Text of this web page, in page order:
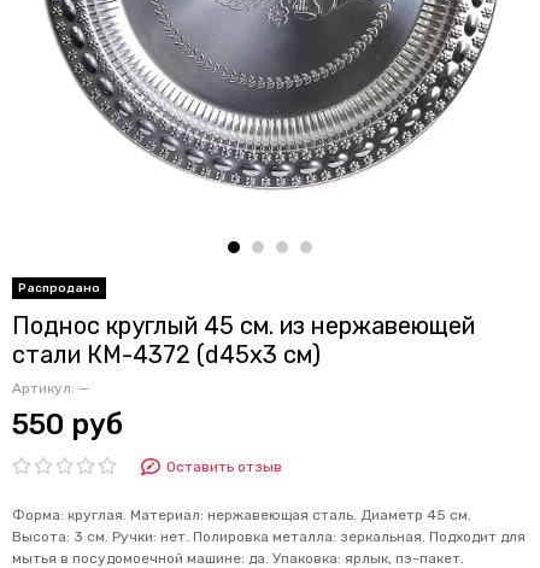
Поднос круглый 45 см. из нержавеющей
стали КМ-4372 (d45х3 см)
Артикул: —
550 руб
Оставить отзыв
Форма: круглая. Материал: нержавеющая сталь. Диаметр 45 см.
Высота: 3 см. Ручки: нет. Полировка металла: зеркальная. Подходит для
мытья в посудомоечной машине: да. Упаковка: ярлык, пэ-пакет.